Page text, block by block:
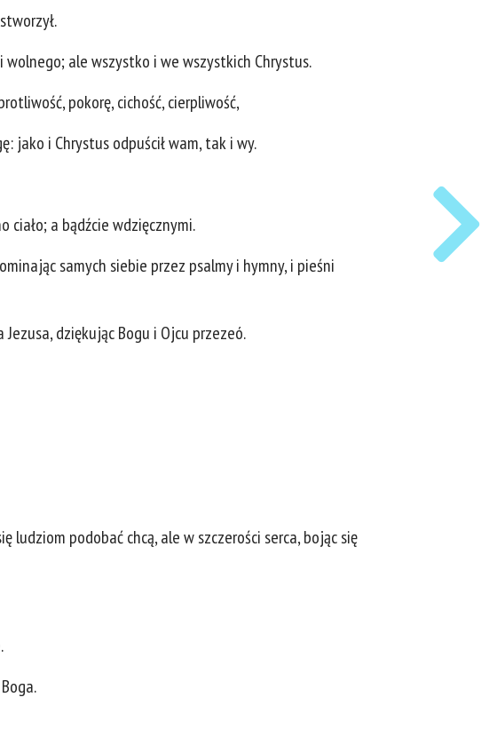
ale wszystko i we wszystkich Chrystus.
pokorę, cichość, cierpliwość,
jako i Chrystus odpuścił wam, tak i wy.
ciało; a bądźcie wdzięcznymi.
samych siebie przez psalmy i hymny, i pieśni
dziękując Bogu i Ojcu przezeó.
ludziom podobać chcą, ale w szczerości serca, bojąc się